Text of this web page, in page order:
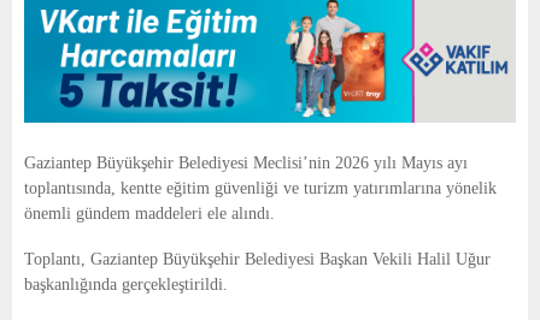
E
N
U
Gaziantep Büyükşehir Belediyesi Meclisi’nin 2026 yılı Mayıs ayı
toplantısında, kentte eğitim güvenliği ve turizm yatırımlarına yönelik
önemli gündem maddeleri ele alındı.
Toplantı, Gaziantep Büyükşehir Belediyesi Başkan Vekili Halil Uğur
başkanlığında gerçekleştirildi.